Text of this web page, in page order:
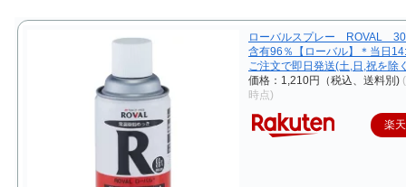
ローバルスプレー ROVAL
含有96％【ローバル】＊当日
ご注文で即日発送(土,日,祝を除
価格：1,210円（税込、送料別)
時点)
楽